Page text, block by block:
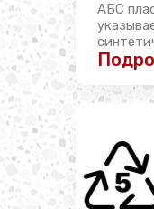
АБС